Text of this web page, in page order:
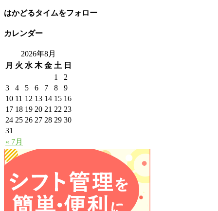
はかどるタイムをフォロー
カレンダー
2026年8月
月 火 水 木 金 土 日
« 7月
1
2
3
4 5 6 7 8
9
10 11 12 13 14 15 16
17 18 19 20 21 22 23
24 25 26 27 28 29 30
31